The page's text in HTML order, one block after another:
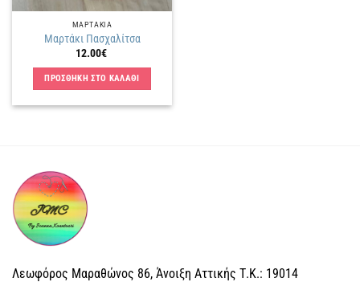
ΜΑΡΤΑΚΙΑ
Μαρτάκι Πασχαλίτσα
12.00€
ΠΡΟΣΘΗΚΗ ΣΤΟ ΚΑΛΑΘΙ
Λεωφόρος Μαραθώνος 86, Άνοιξη Αττικής Τ.Κ.: 19014